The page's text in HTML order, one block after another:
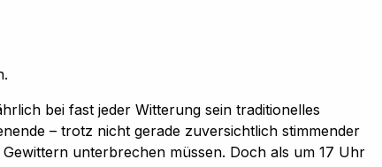
bei fast jeder Witterung sein traditionelles
– trotz nicht gerade zuversichtlich stimmender
unterbrechen müssen. Doch als um 17 Uhr